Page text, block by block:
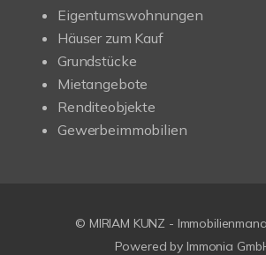
Eigentumswohnungen
Häuser zum Kauf
Grundstücke
Mietangebote
Renditeobjekte
Gewerbeimmobilien
© MIRIAM KUNZ -
Powered by Immonia